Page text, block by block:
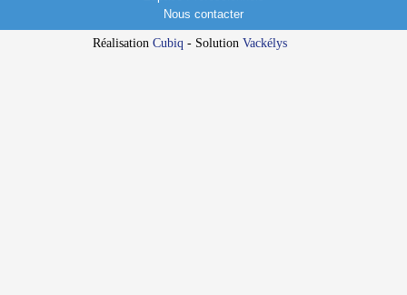
Nous contacter
Réalisation Cubiq - Solution Vackélys